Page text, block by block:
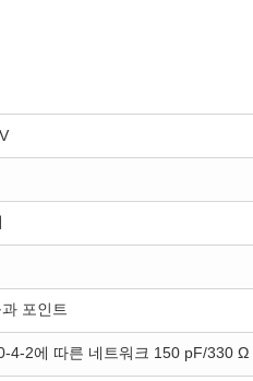
포인트
4-2에 따른 네트워크 150 pF/330 Ω